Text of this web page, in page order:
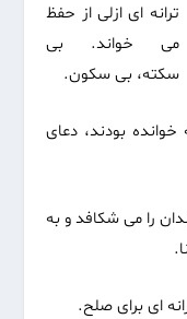
ترانه ای ازلی از حفظ
می خواند. بی
سکته، بی سکون.
بودند، دعای
را می شکافد و به
ای برای صلح.